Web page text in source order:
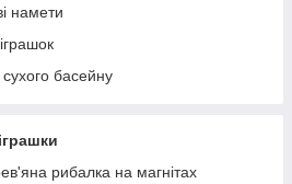
намети
басейну
рибалка на магнітах